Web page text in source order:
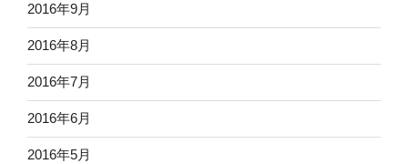
2016年9月
2016年8月
2016年7月
2016年6月
2016年5月